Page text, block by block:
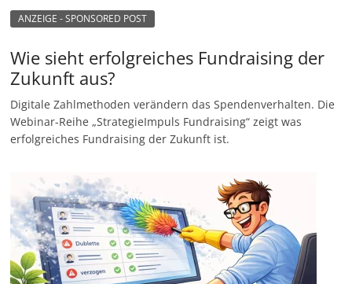
ANZEIGE - SPONSORED POST
Wie sieht erfolgreiches Fundraising der
Zukunft aus?
Digitale Zahlmethoden verändern das Spendenverhalten. Die
Webinar-Reihe „StrategieImpuls Fundraising“ zeigt was
erfolgreiches Fundraising der Zukunft ist.